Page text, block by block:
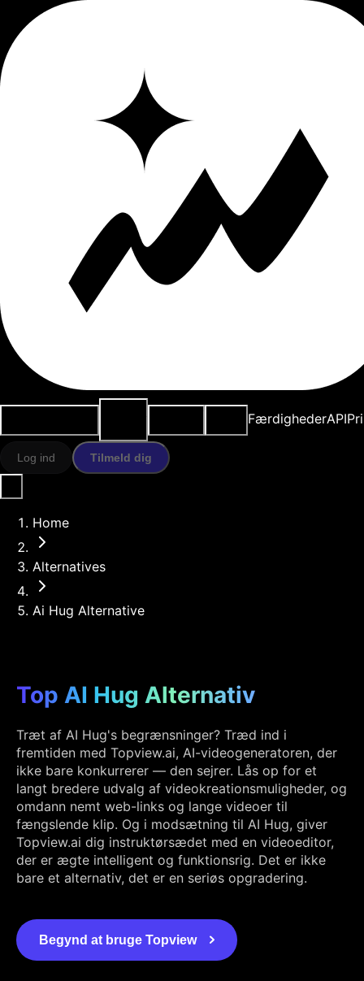
FærdighederAPI
Log ind Tilmeld dig
Home
Alternatives
Ai Hug Alternative
Top AI Hug Alternativ
Træt af AI Hug's begrænsninger? Træd ind i
fremtiden med Topview.ai, AI-videogeneratoren, der
ikke bare konkurrerer — den sejrer. Lås op for et
langt bredere udvalg af videokreationsmuligheder, og
omdann nemt web-links og lange videoer til
fængslende klip. Og i modsætning til AI Hug, giver
Topview.ai dig instruktørsædet med en videoeditor,
der er ægte intelligent og funktionsrig. Det er ikke
bare et alternativ, det er en seriøs opgradering.
Begynd at bruge Topview